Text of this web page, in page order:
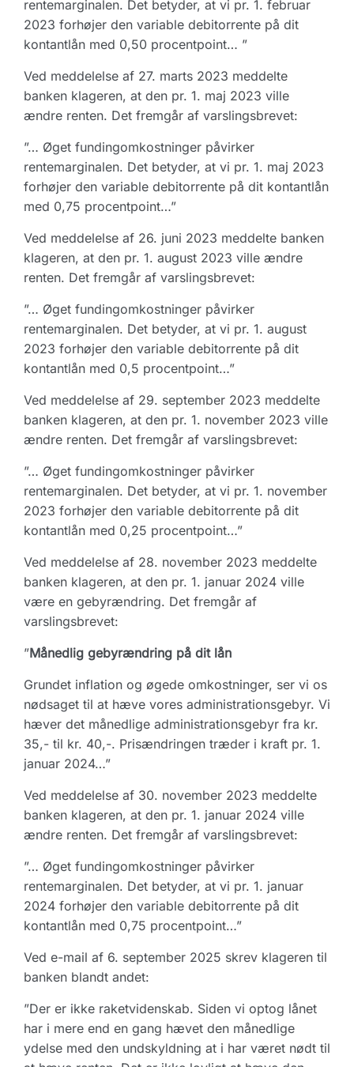
rentemarginalen. Det betyder, at vi pr. 1. februar
2023 forhøjer den variable debitorrente på dit
kontantlån med 0,50 procentpoint… ”
Ved meddelelse af 27. marts 2023 meddelte
banken klageren, at den pr. 1. maj 2023 ville
ændre renten. Det fremgår af varslingsbrevet:
”… Øget fundingomkostninger påvirker
rentemarginalen. Det betyder, at vi pr. 1. maj 2023
forhøjer den variable debitorrente på dit kontantlån
med 0,75 procentpoint…”
Ved meddelelse af 26. juni 2023 meddelte banken
klageren, at den pr. 1. august 2023 ville ændre
renten. Det fremgår af varslingsbrevet:
”… Øget fundingomkostninger påvirker
rentemarginalen. Det betyder, at vi pr. 1. august
2023 forhøjer den variable debitorrente på dit
kontantlån med 0,5 procentpoint…”
Ved meddelelse af 29. september 2023 meddelte
banken klageren, at den pr. 1. november 2023 ville
ændre renten. Det fremgår af varslingsbrevet:
”… Øget fundingomkostninger påvirker
rentemarginalen. Det betyder, at vi pr. 1. november
2023 forhøjer den variable debitorrente på dit
kontantlån med 0,25 procentpoint…”
Ved meddelelse af 28. november 2023 meddelte
banken klageren, at den pr. 1. januar 2024 ville
være en gebyrændring. Det fremgår af
varslingsbrevet:
”Månedlig gebyrændring på dit lån
Grundet inflation og øgede omkostninger, ser vi os
nødsaget til at hæve vores administrationsgebyr. Vi
hæver det månedlige administrationsgebyr fra kr.
35,- til kr. 40,-. Prisændringen træder i kraft pr. 1.
januar 2024…”
Ved meddelelse af 30. november 2023 meddelte
banken klageren, at den pr. 1. januar 2024 ville
ændre renten. Det fremgår af varslingsbrevet:
”… Øget fundingomkostninger påvirker
rentemarginalen. Det betyder, at vi pr. 1. januar
2024 forhøjer den variable debitorrente på dit
kontantlån med 0,75 procentpoint…”
Ved e-mail af 6. september 2025 skrev klageren til
banken blandt andet:
”Der er ikke raketvidenskab. Siden vi optog lånet
har i mere end en gang hævet den månedlige
ydelse med den undskyldning at i har været nødt til